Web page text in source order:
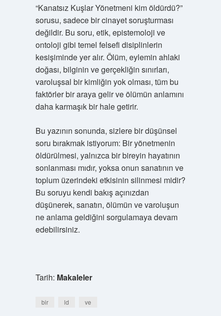
“Kanatsız Kuşlar Yönetmeni kim öldürdü?”
sorusu, sadece bir cinayet soruşturması
değildir. Bu soru, etik, epistemoloji ve
ontoloji gibi temel felsefi disiplinlerin
kesişiminde yer alır. Ölüm, eylemin ahlaki
doğası, bilginin ve gerçekliğin sınırları,
varoluşsal bir kimliğin yok olması, tüm bu
faktörler bir araya gelir ve ölümün anlamını
daha karmaşık bir hale getirir.
Bu yazının sonunda, sizlere bir düşünsel
soru bırakmak istiyorum: Bir yönetmenin
öldürülmesi, yalnızca bir bireyin hayatının
sonlanması mıdır, yoksa onun sanatının ve
toplum üzerindeki etkisinin silinmesi midir?
Bu soruyu kendi bakış açınızdan
düşünerek, sanatın, ölümün ve varoluşun
ne anlama geldiğini sorgulamaya devam
edebilirsiniz.
Tarih: Makaleler
bir ld ve